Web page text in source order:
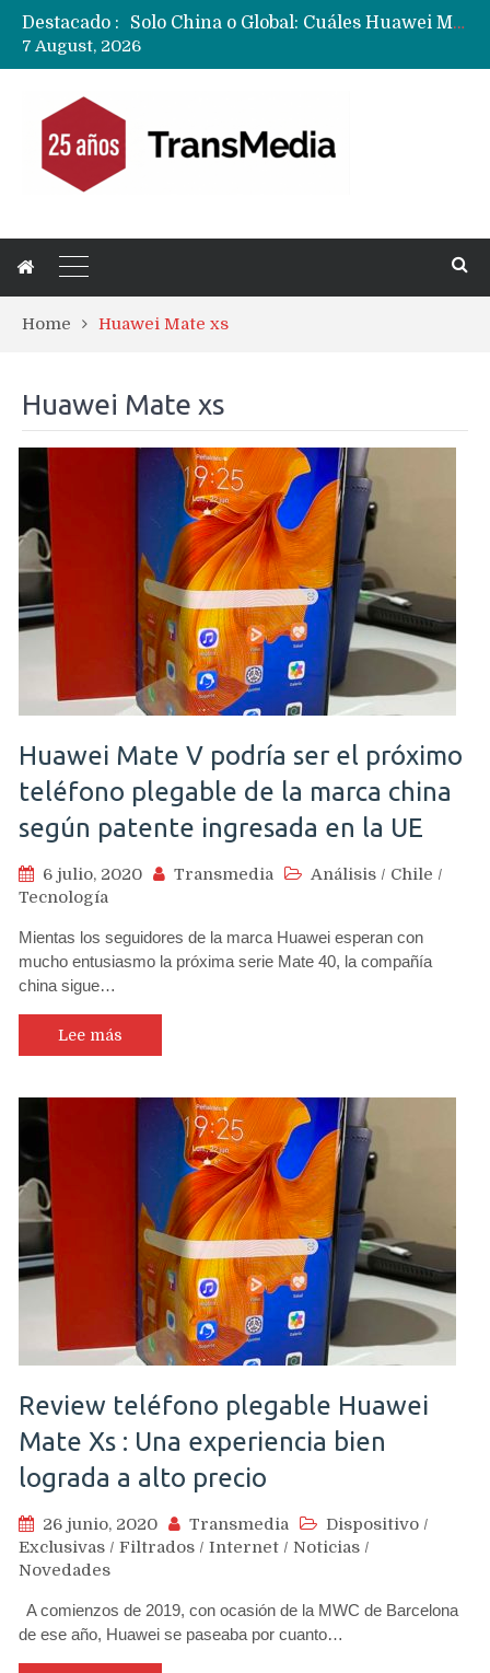
Destacado :
Data Centers de Huawei en Chile, México, Brasil,Perú y Argentina podrían verse afectados por arremetida de EE.UU
7 August, 2026
Home Huawei Mate xs
Huawei Mate xs
Huawei Mate V podría ser el próximo
teléfono plegable de la marca china
según patente ingresada en la UE
6 julio, 2020 Transmedia Análisis / Chile /
Tecnología
Mientas los seguidores de la marca Huawei esperan con
mucho entusiasmo la próxima serie Mate 40, la compañía
china sigue…
Lee más
Review teléfono plegable Huawei
Mate Xs : Una experiencia bien
lograda a alto precio
26 junio, 2020 Transmedia Dispositivo /
Exclusivas / Filtrados / Internet / Noticias /
Novedades
A comienzos de 2019, con ocasión de la MWC de Barcelona
de ese año, Huawei se paseaba por cuanto…